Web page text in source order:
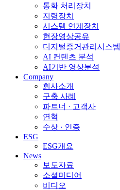
통화 처리장치
지령장치
시스템 연계장치
현장영상공유
디지털증거관리시스템
AI 컨텐츠 분석
AI기반 영상분석
Company
회사소개
구축 사례
파트너 · 고객사
연혁
수상 · 인증
ESG
ESG개요
News
보도자료
소셜미디어
비디오